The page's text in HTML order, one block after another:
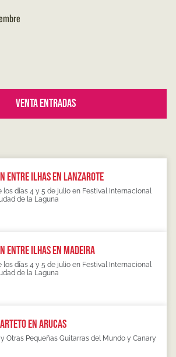
Venta Entradas
Entre Ilhas en Lanzarote
los días 4 y 5 de julio en Festival Internacional
de la Laguna
Entre Ilhas en Madeira
los días 4 y 5 de julio en Festival Internacional
de la Laguna
en Arucas
Otras Pequeñas Guitarras del Mundo y Canary